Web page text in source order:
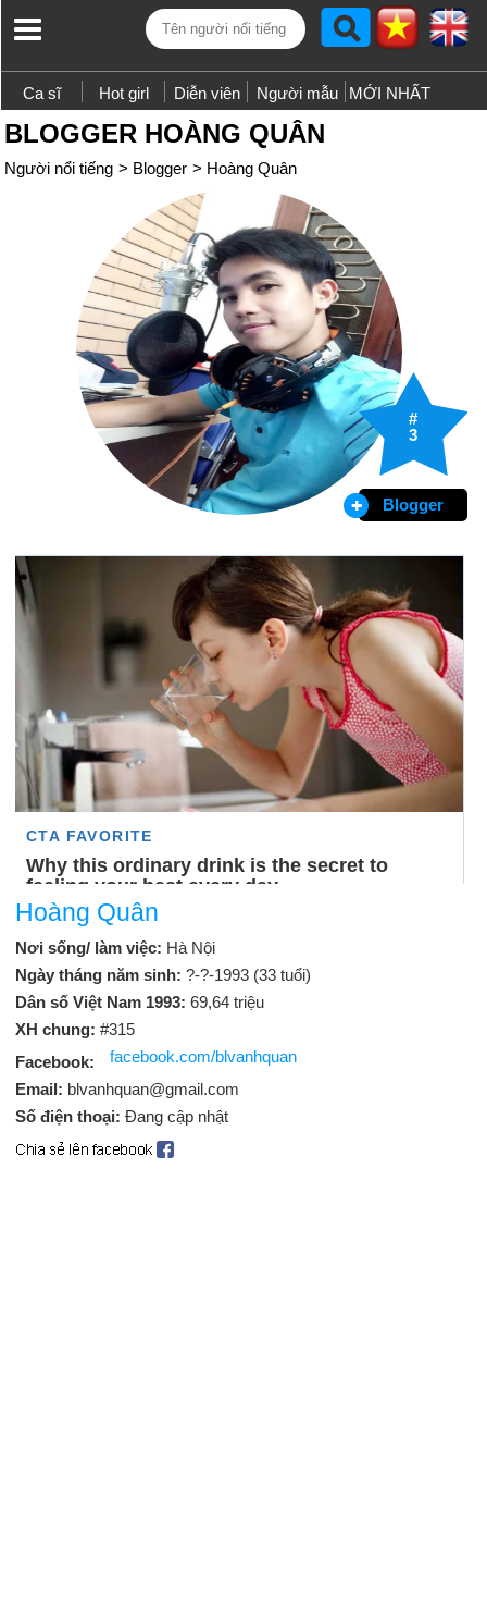
Ca sĩ Hot girl Diễn viên Người mẫu MỚI NHẤT
BLOGGER HOÀNG QUÂN
Người nổi tiếng > Blogger > Hoàng Quân
#
3
Blogger
Hoàng Quân
Nơi sống/ làm việc: Hà Nội
Ngày tháng năm sinh: ?-?-1993 (33 tuổi)
Dân số Việt Nam 1993: 69,64 triệu
XH chung: #315
Facebook:
facebook.com/blvanhquan
Email: blvanhquan@gmail.com
Số điện thoại: Đang cập nhật